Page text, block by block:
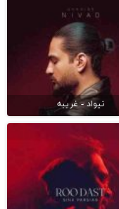
نیواد - غریبه